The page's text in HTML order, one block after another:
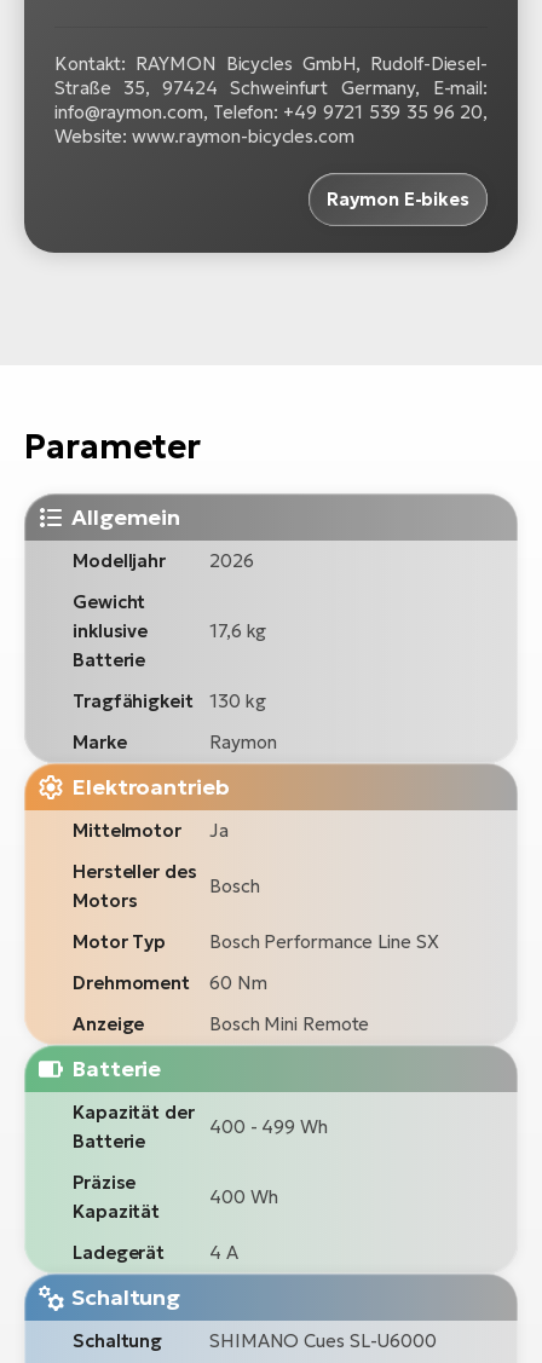
Kontakt: RAYMON Bicycles GmbH, Rudolf-Diesel-
Straße 35, 97424 Schweinfurt Germany, E-mail:
info@raymon.com, Telefon: +49 9721 539 35 96 20,
Website: www.raymon-bicycles.com
Raymon E-bikes
Parameter
Allgemein
Modelljahr
2026
Gewicht
inklusive
Batterie
17,6 kg
Tragfähigkeit
130 kg
Marke
Raymon
Elektroantrieb
Mittelmotor
Ja
Hersteller des
Motors
Bosch
Motor Typ
Bosch Performance Line SX
Drehmoment
60 Nm
Anzeige
Bosch Mini Remote
Batterie
Kapazität der
Batterie
400 - 499 Wh
Präzise
Kapazität
400 Wh
Ladegerät 4 A
Schaltung
Schaltung
SHIMANO Cues SL-U6000